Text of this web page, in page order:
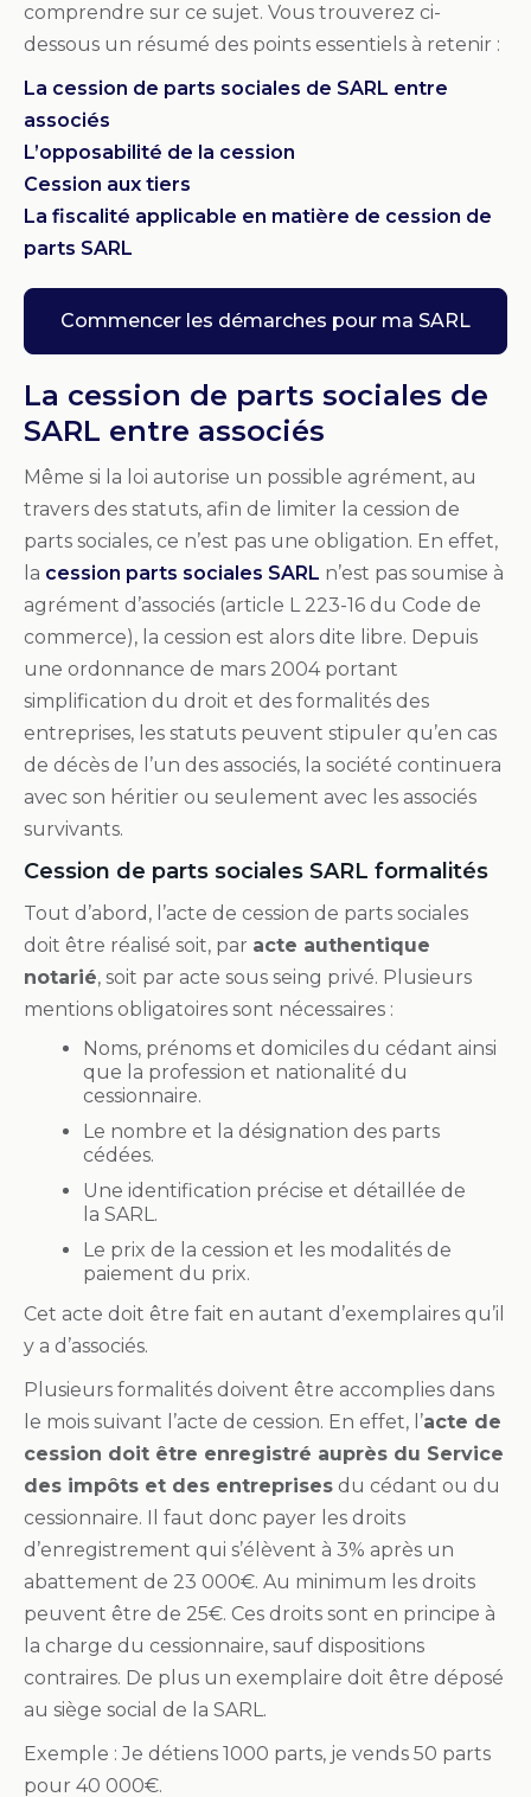
comprendre sur ce sujet. Vous trouverez ci-
dessous un résumé des points essentiels à retenir :
La cession de parts sociales de SARL entre
associés
L’opposabilité de la cession
Cession aux tiers
La fiscalité applicable en matière de cession de
parts SARL
Commencer les démarches pour ma SARL
La cession de parts sociales de
SARL entre associés
Même si la loi autorise un possible agrément, au
travers des statuts, afin de limiter la cession de
parts sociales, ce n’est pas une obligation. En effet,
la cession parts sociales SARL n’est pas soumise à
agrément d’associés (article L 223-16 du Code de
commerce), la cession est alors dite libre. Depuis
une ordonnance de mars 2004 portant
simplification du droit et des formalités des
entreprises, les statuts peuvent stipuler qu’en cas
de décès de l’un des associés, la société continuera
avec son héritier ou seulement avec les associés
survivants.
Cession de parts sociales SARL formalités
Tout d’abord, l’acte de cession de parts sociales
doit être réalisé soit, par acte authentique
notarié, soit par acte sous seing privé. Plusieurs
mentions obligatoires sont nécessaires :
Noms, prénoms et domiciles du cédant ainsi
que la profession et nationalité du
cessionnaire.
Le nombre et la désignation des parts
cédées.
Une identification précise et détaillée de
la SARL.
Le prix de la cession et les modalités de
paiement du prix.
Cet acte doit être fait en autant d’exemplaires qu’il
y a d’associés.
Plusieurs formalités doivent être accomplies dans
le mois suivant l’acte de cession. En effet, l’acte de
cession doit être enregistré auprès du Service
des impôts et des entreprises du cédant ou du
cessionnaire. Il faut donc payer les droits
d’enregistrement qui s’élèvent à 3% après un
abattement de 23 000€. Au minimum les droits
peuvent être de 25€. Ces droits sont en principe à
la charge du cessionnaire, sauf dispositions
contraires. De plus un exemplaire doit être déposé
au siège social de la SARL.
Exemple : Je détiens 1000 parts, je vends 50 parts
pour 40 000€.